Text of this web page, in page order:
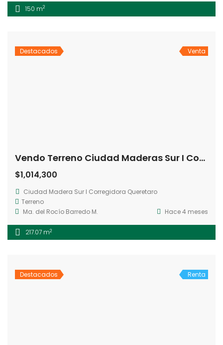
150 m2
Destacados Venta
Vendo Terreno Ciudad Maderas Sur I Corregidora Queretaro.Qro
$1,014,300
Ciudad Madera Sur I Corregidora Queretaro
Terreno
Ma. del Rocío Barredo M.
Hace 4 meses
217.07 m2
Destacados Renta